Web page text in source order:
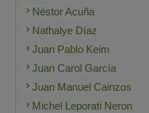
Néstor Acuña
Nathalye Díaz
Juan Pablo Keim
Juan Carol García
Juan Manuel Cainzos
Michel Leporati Neron